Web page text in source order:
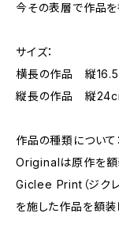
今その表層で作品を
サイズ：
横長の作品 縦
縦長の作品 縦
作品の種類について：
Originalは原作を額
Giclee Print（ジクレ
を施した作品を額装